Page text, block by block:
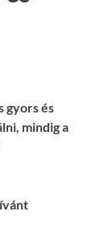
gyors és
mindig a